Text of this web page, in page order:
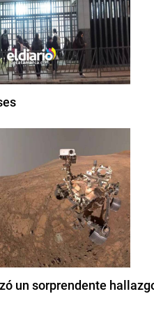
un sorprendente